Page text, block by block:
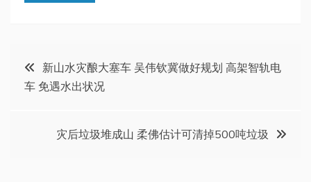
文
章
新山水灾酿大塞车 吴伟钦冀做好规划 高架智轨电
车 免遇水出状况
灾后垃圾堆成山 柔佛估计可清掉500吨垃圾